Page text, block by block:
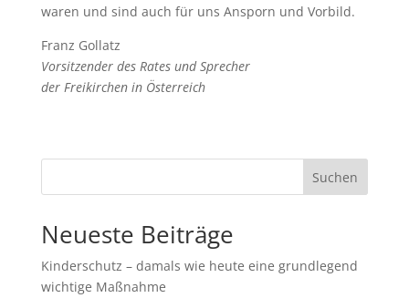
waren und sind auch für uns Ansporn und Vorbild.
Franz Gollatz
Vorsitzender des Rates und Sprecher
der Freikirchen in Österreich
Suchen
Neueste Beiträge
Kinderschutz – damals wie heute eine grundlegend
wichtige Maßnahme